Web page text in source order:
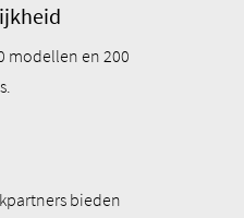
modellen en 200
bieden